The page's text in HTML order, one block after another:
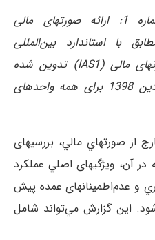
طبق استاندارد حسابداری شماره 1: ارائه صورتهای مالی
که مطابق با استاندارد بین‌المللی
حسابداری شماره 1: ارائه صورتهای مالی (IAS1) تدوین شده
است و رعایت آن از یکم فروردین 1398 برای همه واحدهای
صورتهاي مالي، بررسیهای
آن، ویژگیهای اصلي عملکرد
عدم‌اطمینانهای عمده پيش
این گزارش مي‌تواند شامل